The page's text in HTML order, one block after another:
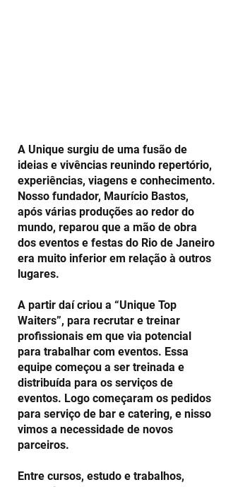
A Unique surgiu de uma fusão de
ideias e vivências reunindo repertório,
experiências, viagens e conhecimento.
Nosso fundador, Maurício Bastos,
após várias produções ao redor do
mundo, reparou que a mão de obra
dos eventos e festas do Rio de Janeiro
era muito inferior em relação à outros
lugares.
A partir daí criou a “Unique Top
Waiters”, para recrutar e treinar
profissionais em que via potencial
para trabalhar com eventos. Essa
equipe começou a ser treinada e
distribuída para os serviços de
eventos. Logo começaram os pedidos
para serviço de bar e catering, e nisso
vimos a necessidade de novos
parceiros.
Entre cursos, estudo e trabalhos,